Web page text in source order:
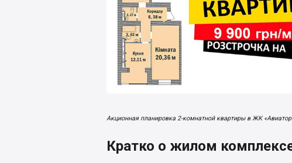
Акционная планировка 2-комнатной квартиры в ЖК
Кратко о жилом